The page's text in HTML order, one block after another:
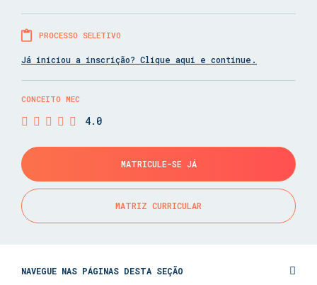
PROCESSO SELETIVO
Já iniciou a inscrição? Clique aqui e continue.
CONCEITO MEC
4.0
MATRICULE-SE JÁ
MATRIZ CURRICULAR
NAVEGUE NAS PÁGINAS DESTA SEÇÃO